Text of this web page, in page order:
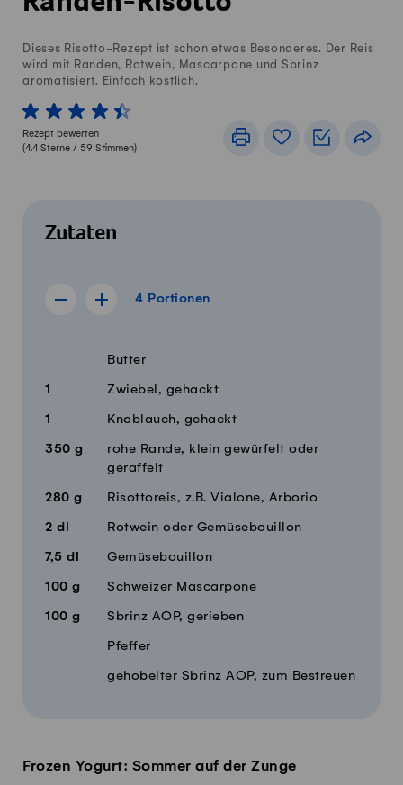
Dieses Risotto-Rezept ist schon etwas Besonderes. Der Reis
wird mit Randen, Rotwein, Mascarpone und Sbrinz
aromatisiert. Einfach köstlich.
1 von 5 Sterne
2 von 5 Sterne
3 von 5 Sterne
4 von 5 Sterne
5 von 5 Sterne
Rezept bewerten
(4.4 Sterne / 59 Stimmen)
DruckenRezeptbuch
Zutaten
4 Portionen
Rezept für 3 Portionen anzeigen
Rezept für 5 Portionen anzeigen
4 Portionen
Zutaten
Butter
1 Zwiebel, gehackt
1 Knoblauch, gehackt
350 g
rohe Rande, klein gewürfelt oder
geraffelt
280 g Risottoreis, z.B. Vialone, Arborio
2 dl Rotwein oder Gemüsebouillon
7,5 dl Gemüsebouillon
100 g Schweizer Mascarpone
100 g Sbrinz AOP, gerieben
Pfeffer
gehobelter Sbrinz AOP, zum Bestreuen
Frozen Yogurt: Sommer auf der Zunge